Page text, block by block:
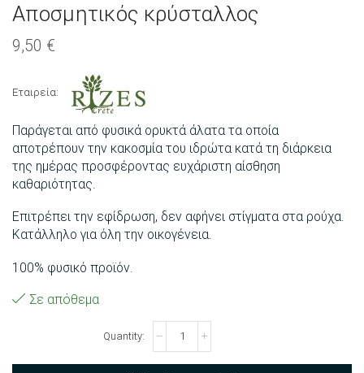
Aποσμητικός κρύσταλλος
9,50 €
Εταιρεία:
Παράγεται από φυσικά ορυκτά άλατα τα οποία
αποτρέπουν την κακοσμία του ιδρώτα κατά τη διάρκεια
της ημέρας προσφέροντας ευχάριστη αίσθηση
καθαριότητας.
Επιτρέπει την εφίδρωση, δεν αφήνει στίγματα στα ρούχα.
Κατάλληλο για όλη την οικογένεια.
100% φυσικό προϊόν.
Σε απόθεμα
κρύσταλλος